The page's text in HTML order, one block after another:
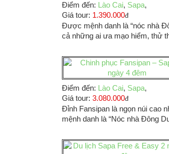
Điểm đến: Lào Cai, Sapa,
Giá tour: 1.390.000đ
Được mệnh danh là “nóc nhà
cả những ai ưa mạo hiểm, thử
Điểm đến: Lào Cai, Sapa,
Giá tour: 3.080.000đ
Đỉnh Fansipan là ngọn núi cao
mệnh danh là “Nóc nhà Đông